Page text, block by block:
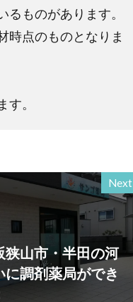
ものがあります。
時点のものとなりま
。
Next
狭山市・半田の河
調剤薬局ができ